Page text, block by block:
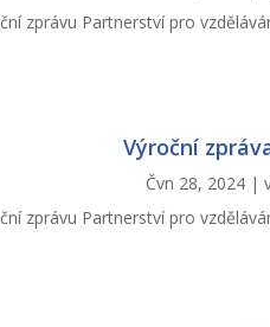
zprávu Partnerství pro
Výroční
Čvn 28, 2024|
zprávu Partnerství pro